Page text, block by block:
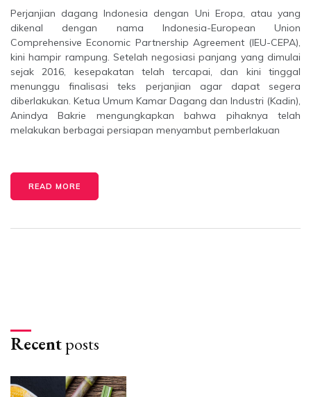
Perjanjian dagang Indonesia dengan Uni Eropa, atau yang
dikenal dengan nama Indonesia-European Union
Comprehensive Economic Partnership Agreement (IEU-CEPA),
kini hampir rampung. Setelah negosiasi panjang yang dimulai
sejak 2016, kesepakatan telah tercapai, dan kini tinggal
menunggu finalisasi teks perjanjian agar dapat segera
diberlakukan. Ketua Umum Kamar Dagang dan Industri (Kadin),
Anindya Bakrie mengungkapkan bahwa pihaknya telah
melakukan berbagai persiapan menyambut pemberlakuan
READ MORE
Recentposts